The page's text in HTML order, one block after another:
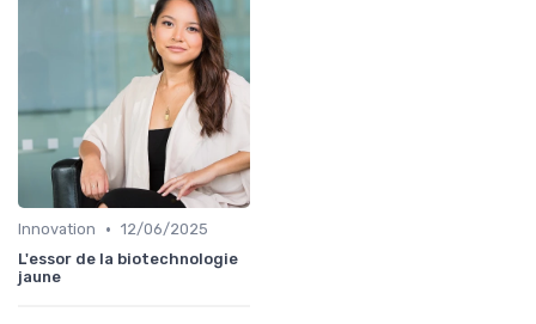
Innovation • 12/06/2025
L'essor de la biotechnologie
jaune